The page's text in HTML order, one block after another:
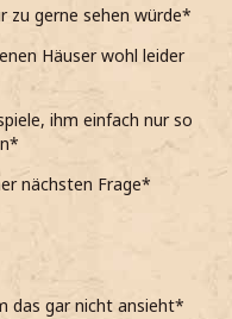
zu gerne sehen würde*
Häuser wohl leider
ihm einfach nur so
nächsten Frage*
das gar nicht ansieht*